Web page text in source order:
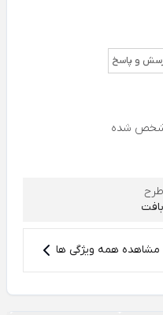
و پاسخ
مشخص شده
طرح
بافت
مشاهده همه ویژگی ها